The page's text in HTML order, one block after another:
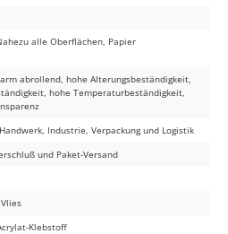
alle Oberflächen, Papier
abrollend, hohe Alterungsbeständigkeit,
hohe Temperaturbeständigkeit,
Industrie, Verpackung und Logistik
und Paket-Versand
Klebstoff